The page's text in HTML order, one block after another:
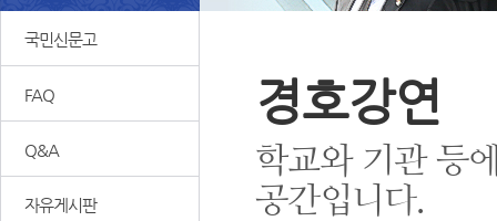
국민신문고
FAQ
Q&A
자유게시판
경호강연
학교와 기관 등
공간입니다.